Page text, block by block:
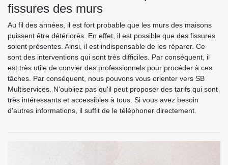
fissures des murs
Au fil des années, il est fort probable que les murs des maisons
puissent être détériorés. En effet, il est possible que des fissures
soient présentes. Ainsi, il est indispensable de les réparer. Ce
sont des interventions qui sont très difficiles. Par conséquent, il
est très utile de convier des professionnels pour procéder à ces
tâches. Par conséquent, nous pouvons vous orienter vers SB
Multiservices. N'oubliez pas qu'il peut proposer des tarifs qui sont
très intéressants et accessibles à tous. Si vous avez besoin
d'autres informations, il suffit de le téléphoner directement.